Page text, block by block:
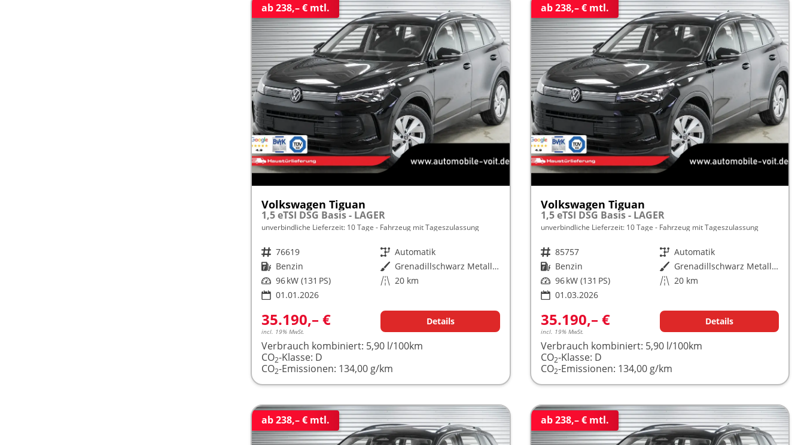
ab 238,– € mtl.
Volkswagen Tiguan
1,5 eTSI DSG Basis - LAGER
unverbindliche Lieferzeit: 10 Tage Fahrzeug mit Tageszulassung
Fahrzeugnr. 76619 Getriebe Automatik
Kraftstoff Benzin Außenfarbe
Grenadillschwarz Metallic (0E)
Leistung 96 kW (131 PS) Kilometerstand 20 km
01.01.2026
35.190,– €
incl. 19% MwSt.
Details
Verbrauch kombiniert: 5,90 l/100km
CO2-Klasse: D
CO2-Emissionen: 134,00 g/km
ab 238,– € mtl.
Volkswagen Tiguan
1,5 eTSI DSG Basis - LAGER
unverbindliche Lieferzeit: 10 Tage Fahrzeug mit Tageszulassung
Fahrzeugnr. 85757 Getriebe Automatik
Kraftstoff Benzin Außenfarbe
Grenadillschwarz Metallic (0E)
Leistung 96 kW (131 PS) Kilometerstand 20 km
01.03.2026
35.190,– €
incl. 19% MwSt.
Details
Verbrauch kombiniert: 5,90 l/100km
CO2-Klasse: D
CO2-Emissionen: 134,00 g/km
ab 238,– € mtl. ab 238,– € mtl.